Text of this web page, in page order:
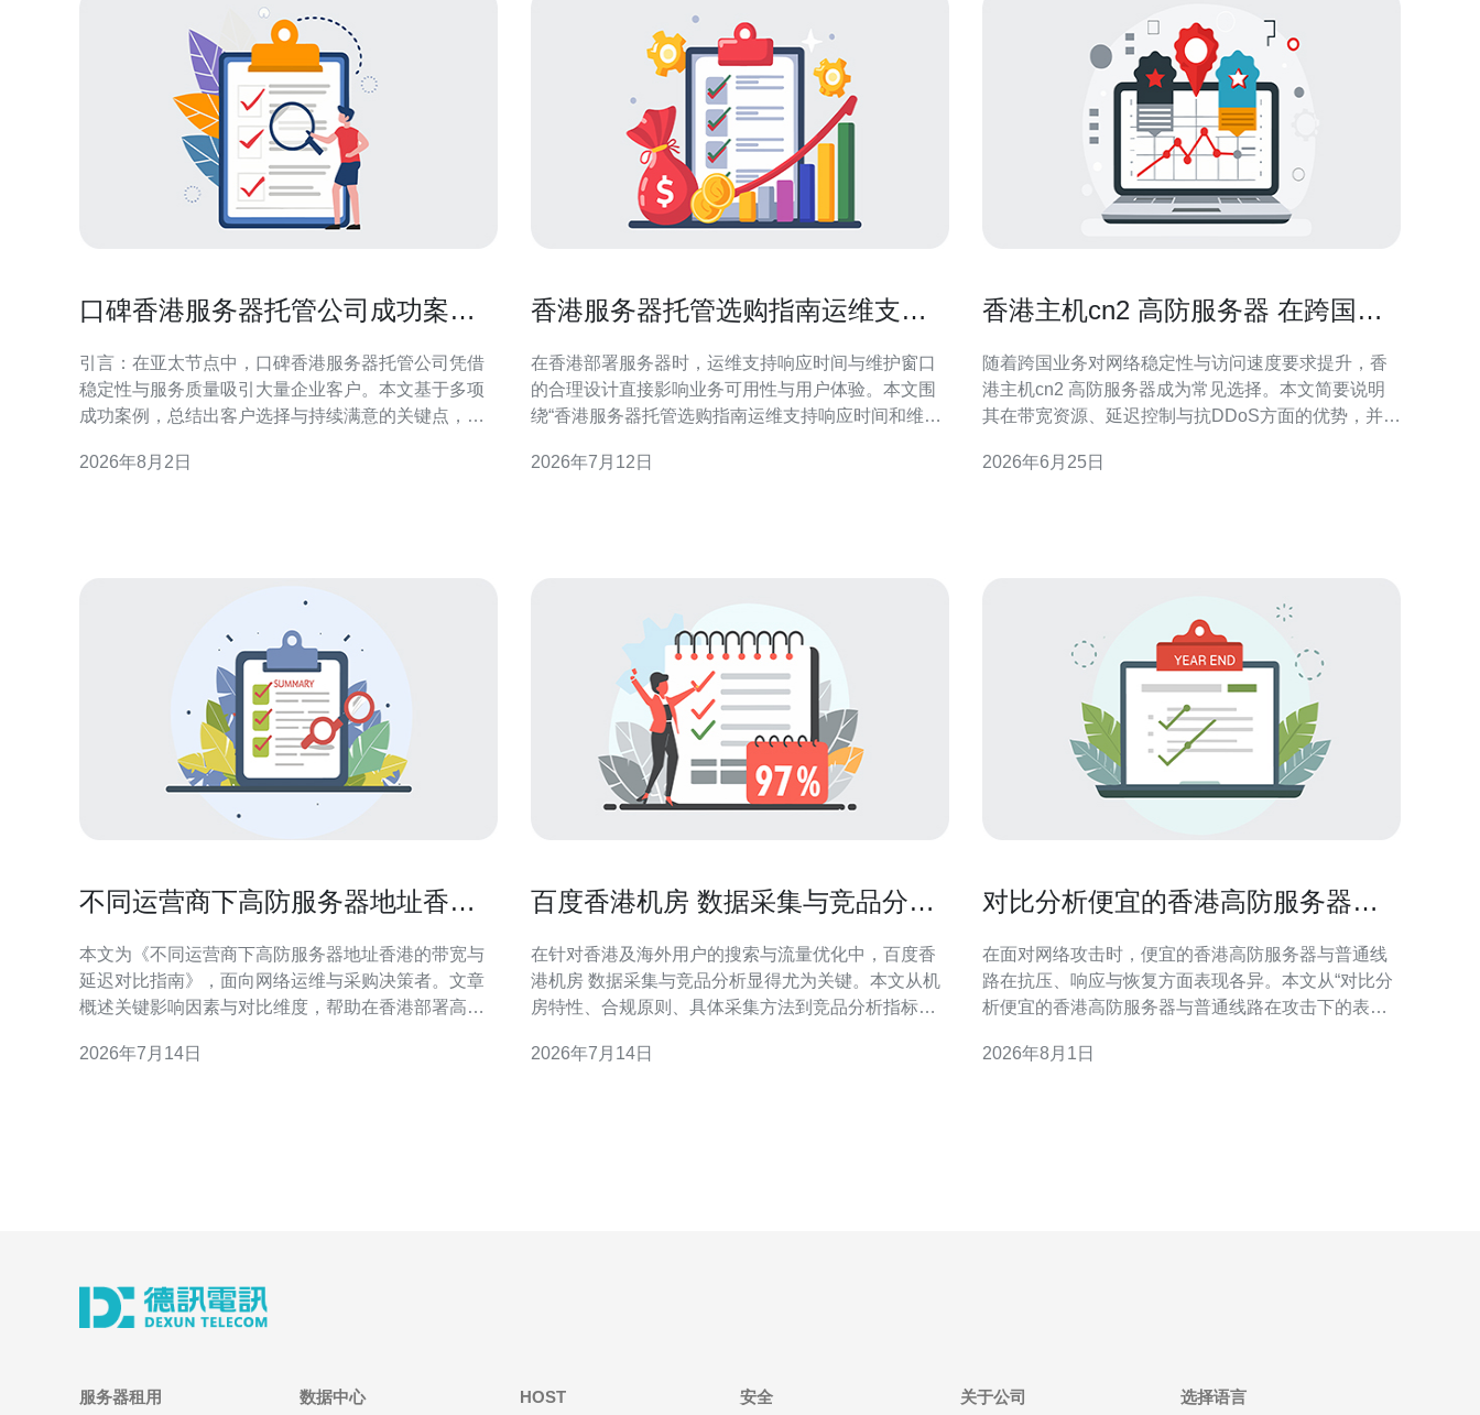
口碑香港服务器托管公司成功案例
引言：在亚太节点中，口碑香港服务器托管公司凭借
稳定性与服务质量吸引大量企业客户。本文基于多项
成功案例，总结出客户选择与持续满意的关键点，便
业务连续性与用户体验。 口碑香港服务器托管公司概
2026年8月2日
香港服务器托管选购指南运维支持
在香港部署服务器时，运维支持响应时间与维护窗口
的合理设计直接影响业务可用性与用户体验。本文围
绕“香港服务器托管选购指南运维支持响应时间和维护
点，适合IT决策者、运维工程师与采购团队参考。 为
2026年7月12日
香港主机cn2 高防服务器 在跨国业
随着跨国业务对网络稳定性与访问速度要求提升，香
港主机cn2 高防服务器成为常见选择。本文简要说明
其在带宽资源、延迟控制与抗DDoS方面的优势，并提
用户体验与业务连续性。 香港主机cn2 高防服务器的
2026年6月25日
不同运营商下高防服务器地址香港
本文为《不同运营商下高防服务器地址香港的带宽与
延迟对比指南》，面向网络运维与采购决策者。文章
概述关键影响因素与对比维度，帮助在香港部署高防
量与抗攻击能力。 为何关注香港高防服务器的带宽与
2026年7月14日
百度香港机房 数据采集与竞品分析
在针对香港及海外用户的搜索与流量优化中，百度香
港机房 数据采集与竞品分析显得尤为关键。本文从机
房特性、合规原则、具体采集方法到竞品分析指标与
与GEO优化需求，帮助技术与运营团队在香港节点环
2026年7月14日
对比分析便宜的香港高防服务器与
在面对网络攻击时，便宜的香港高防服务器与普通线
路在抗压、响应与恢复方面表现各异。本文从“对比分
析便宜的香港高防服务器与普通线路在攻击下的表现”
故障恢复四个维度进行客观分析，帮助技术决策者在
2026年8月1日
服务器租用 数据中心 HOST 安全 关于公司 选择语言